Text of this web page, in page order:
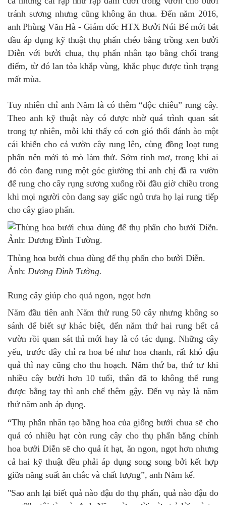
tránh sương nhưng cũng không ăn thua. Đến năm 2016,
anh Phùng Văn Hà - Giám đốc HTX Bưởi Núi Bé mới bắt
đầu áp dụng kỹ thuật thụ phấn chéo bằng trồng xen bưởi
Diễn với bưởi chua, thụ phấn nhân tạo bằng chổi trang
điểm, từ đó lan tỏa khắp vùng, khắc phục được tình trạng
mất mùa.
Tuy nhiên chỉ anh Năm là có thêm “độc chiêu” rung cây.
Theo anh kỹ thuật này có được nhờ quá trình quan sát
trong tự nhiên, mỗi khi thấy có cơn gió thổi đánh ào một
cái khiến cho cả vườn cây rung lên, cùng đồng loạt tung
phấn nên mới tò mò làm thử. Sớm tinh mơ, trong khi ai
đó còn đang rung một góc giường thì anh chị đã ra vườn
để rung cho cây rụng sương xuống rồi đầu giờ chiều trong
khi mọi người còn đang say giấc ngủ trưa họ lại rung tiếp
cho cây giao phấn.
Thùng hoa bưởi chua dùng để thụ phấn cho bưởi Diễn.
Ảnh: Dương Đình Tường.
Rung cây giúp cho quả ngon, ngọt hơn
Năm đầu tiên anh Năm thử rung 50 cây nhưng không so
sánh để biết sự khác biệt, đến năm thứ hai rung hết cả
vườn rồi quan sát thì mới hay là có tác dụng. Những cây
yếu, trước đây chỉ ra hoa bé như hoa chanh, rất khó đậu
quả thì nay cũng cho thu hoạch. Năm thứ ba, thứ tư khi
nhiều cây bưởi hơn 10 tuổi, thân đã to không thể rung
được bằng tay thì anh chế thêm gậy. Đến vụ này là năm
thứ năm anh áp dụng.
“Thụ phấn nhân tạo bằng hoa của giống bưởi chua sẽ cho
quả có nhiều hạt còn rung cây cho thụ phấn bằng chính
hoa bưởi Diễn sẽ cho quả ít hạt, ăn ngon, ngọt hơn nhưng
cả hai kỹ thuật đều phải áp dụng song song bởi kết hợp
giữa năng suất ăn chắc và chất lượng”, anh Năm kể.
"Sao anh lại biết quả nào đậu do thụ phấn, quả nào đậu do